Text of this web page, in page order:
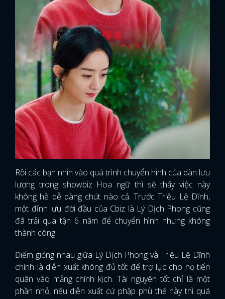
Rồi các bạn nhìn vào quá trình chuyển hình của dàn lưu
lượng trong showbiz Hoa ngữ thì sẽ thấy việc này
không hề dễ dàng chút nào cả. Trước Triệu Lệ Dĩnh,
một đỉnh lưu đời đầu của Cbiz là Lý Dịch Phong cũng
đã trải qua tận 6 năm để chuyển hình nhưng không
thành công.
Điểm giống nhau giữa Lý Dịch Phong và Triệu Lệ Dĩnh
chính là diễn xuất không đủ tốt để trợ lực cho họ tiến
quân vào mảng chính kịch. Tài nguyên tốt chỉ là một
phần nhỏ, nếu diễn xuất cứ phập phù thế này thì quá